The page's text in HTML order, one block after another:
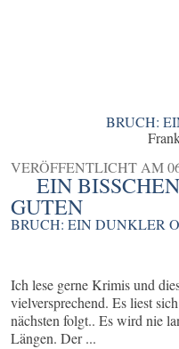
BRUCH:
VERÖFFENTLICHT AM
EIN
GUTEN
BRUCH: EIN DUNKLER
Ich lese gerne Krimis und
vielversprechend. Es liest
nächsten folgt.. Es wird nie
Längen. Der ...